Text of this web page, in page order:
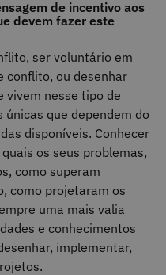
de incentivo aos
devem fazer este
ser voluntário em
conflito, ou desenhar
vivem nesse tipo de
que dependem do
disponíveis. Conhecer
os seus problemas,
como superam
como projetaram os
uma mais valia
e conhecimentos
implementar,